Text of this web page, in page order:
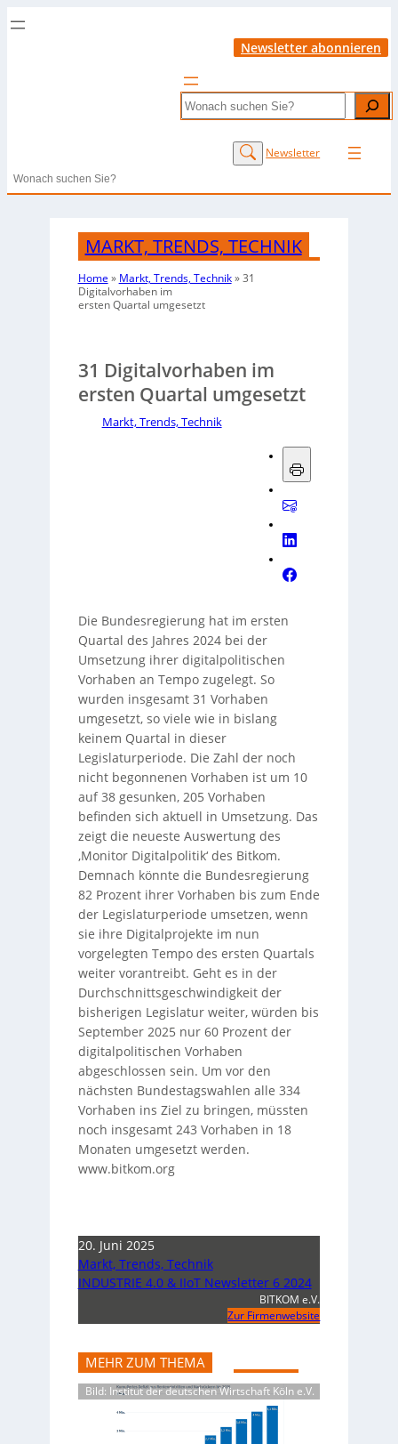
Newsletter abonnieren
Search
Newsletter
Search
MARKT, TRENDS, TECHNIK
Home » Markt, Trends, Technik»31
Digitalvorhaben im
ersten Quartal umgesetzt
31 Digitalvorhaben im
ersten Quartal umgesetzt
Markt, Trends, Technik
Die Bundesregierung hat im ersten
Quartal des Jahres 2024 bei der
Umsetzung ihrer digitalpolitischen
Vorhaben an Tempo zugelegt. So
wurden insgesamt 31 Vorhaben
umgesetzt, so viele wie in bislang
keinem Quartal in dieser
Legislaturperiode. Die Zahl der noch
nicht begonnenen Vorhaben ist um 10
auf 38 gesunken, 205 Vorhaben
befinden sich aktuell in Umsetzung. Das
zeigt die neueste Auswertung des
‚Monitor Digitalpolitik‘ des Bitkom.
Demnach könnte die Bundesregierung
82 Prozent ihrer Vorhaben bis zum Ende
der Legislaturperiode umsetzen, wenn
sie ihre Digitalprojekte im nun
vorgelegten Tempo des ersten Quartals
weiter vorantreibt. Geht es in der
Durchschnittsgeschwindigkeit der
bisherigen Legislatur weiter, würden bis
September 2025 nur 60 Prozent der
digitalpolitischen Vorhaben
abgeschlossen sein. Um vor den
nächsten Bundestagswahlen alle 334
Vorhaben ins Ziel zu bringen, müssten
noch insgesamt 243 Vorhaben in 18
Monaten umgesetzt werden.
www.bitkom.org
20. Juni 2025
Markt, Trends, Technik
INDUSTRIE 4.0 & IIoT Newsletter 6 2024
BITKOM e.V.
Zur Firmenwebsite
MEHR ZUM THEMA
Bild: Institut der deutschen Wirtschaft Köln e.V.